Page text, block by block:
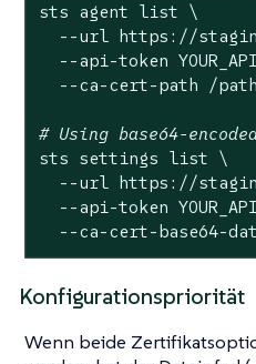
sts agent list \
--url https://
--api-token
--ca-cert-path /
# Using base64-
sts settings list \
--url https://
--api-token
--ca-cert-base64-
Konfigurationspriorität
Wenn beide